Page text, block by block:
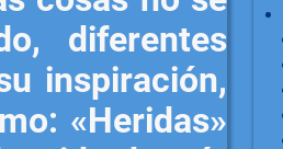
diferentes
inspiración,
«Heridas»